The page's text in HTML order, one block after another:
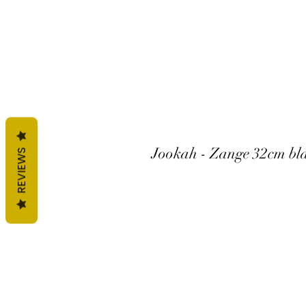
Jookah - Zange 32cm
REVIEWS